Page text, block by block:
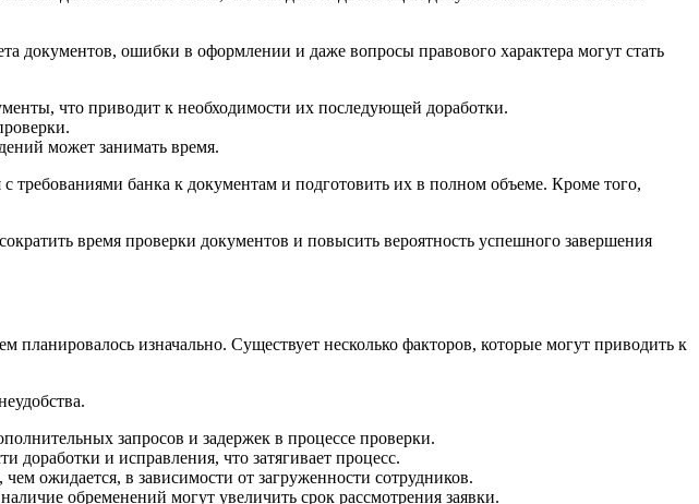
документов, ошибки в оформлении и даже вопросы правового характера могут стать
что приводит к необходимости их последующей доработки.
может занимать время.
требованиями банка к документам и подготовить их в полном объеме. Кроме того,
время проверки документов и повысить вероятность успешного завершения
изначально. Существует несколько факторов, которые могут приводить к
запросов и задержек в процессе проверки.
доработки и исправления, что затягивает процесс.
ожидается, в зависимости от загруженности сотрудников.
обременений могут увеличить срок рассмотрения заявки.